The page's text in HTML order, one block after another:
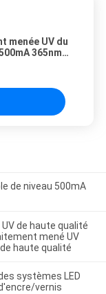
menée UV du
365nm
de niveau 500mA
de haute qualité
mené UV
haute qualité
systèmes LED
vernis